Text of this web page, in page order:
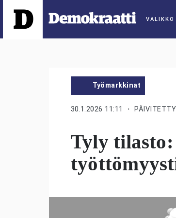
Työmarkkinat
30.1.2026 11:11 ・
Tyly